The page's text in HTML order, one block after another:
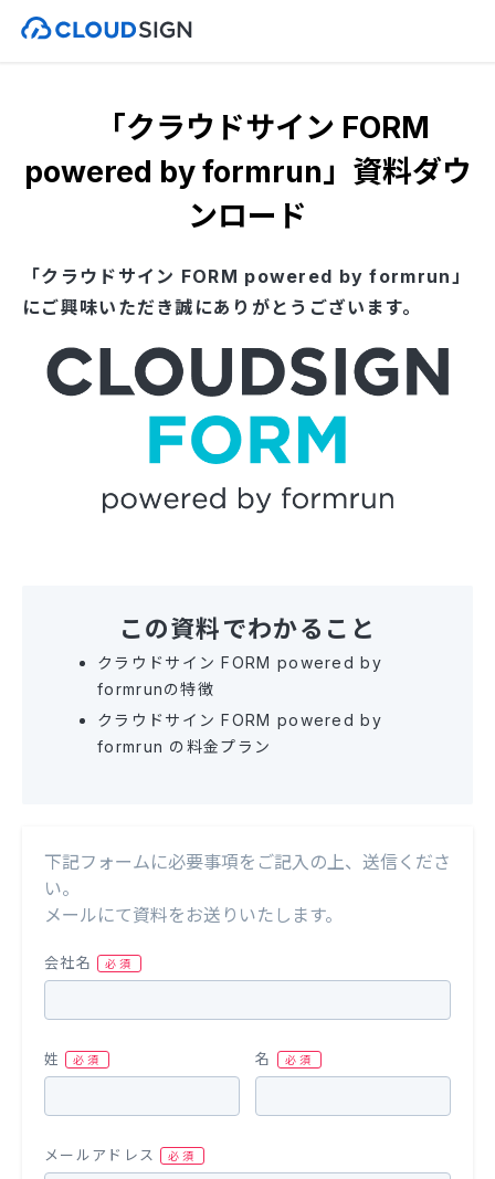
「クラウドサイン FORM
powered by formrun」資料ダウ
ンロード
「クラウドサイン FORM powered by formrun」
にご興味いただき誠にありがとうございます。
この資料でわかること
クラウドサイン FORM powered by
formrunの特徴
クラウドサイン FORM powered by
formrun の料金プラン
下記フォームに必要事項をご記入の上、送信くださ
い。
メールにて資料をお送りいたします。
会社名
姓 名
メールアドレス